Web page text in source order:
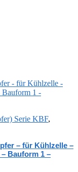
Serie KBF,
– für Kühlzelle –
Bauform 1 –